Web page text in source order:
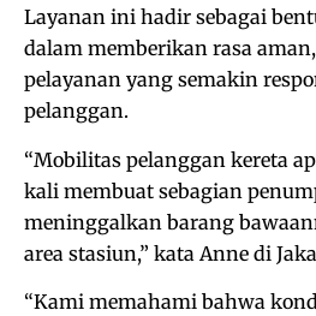
Layanan ini hadir sebagai
dalam memberikan rasa
pelayanan yang semakin
pelanggan.
“Mobilitas pelanggan kereta
kali membuat sebagian
meninggalkan barang
area stasiun,” kata Anne di
“Kami memahami bahwa